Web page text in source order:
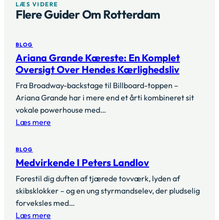
LÆS VIDERE
Flere Guider Om Rotterdam
BLOG
Ariana Grande Kæreste: En Komplet
Oversigt Over Hendes Kærlighedsliv
Fra Broadway-backstage til Billboard-toppen –
Ariana Grande har i mere end et årti kombineret sit
vokale powerhouse med…
Læs mere
BLOG
Medvirkende I Peters Landlov
Forestil dig duften af tjærede tovværk, lyden af
skibsklokker – og en ung styrmandselev, der pludselig
forveksles med…
Læs mere